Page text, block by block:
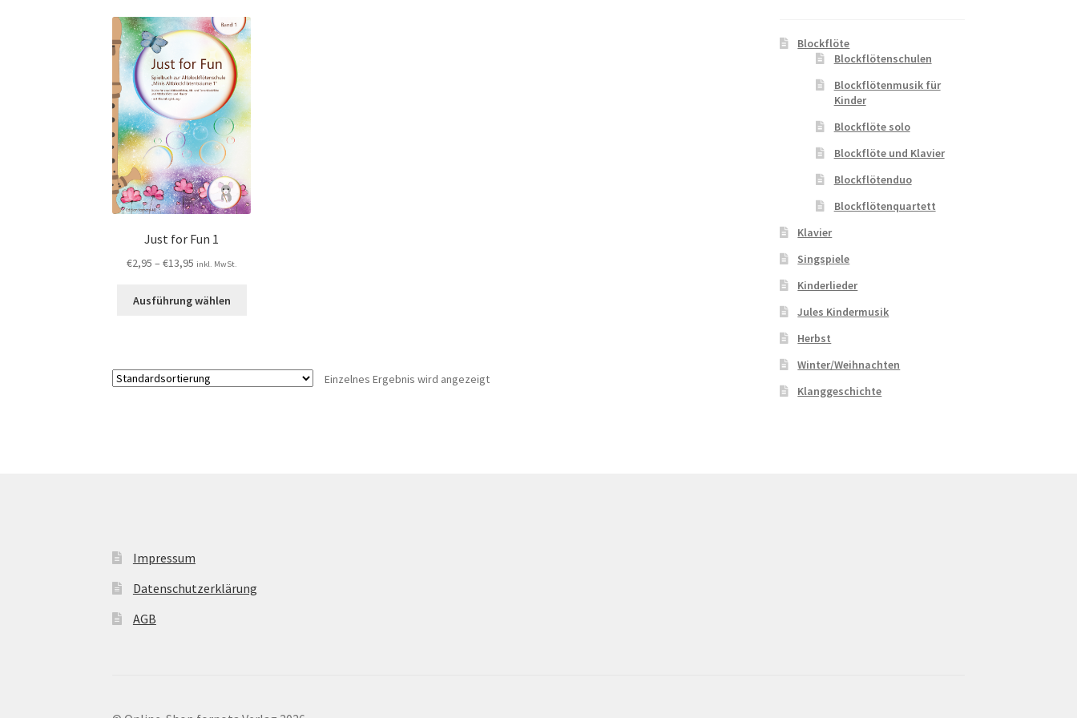
Just for Fun 1
€2,95 – €13,95 inkl. MwSt.
Ausführung wählen
Einzelnes Ergebnis wird angezeigt
Blockflöte
Blockflötenschulen
Blockflötenmusik für
Kinder
Blockflöte solo
Blockflöte und Klavier
Blockflötenduo
Blockflötenquartett
Klavier
Singspiele
Kinderlieder
Jules Kindermusik
Herbst
Winter/Weihnachten
Klanggeschichte
Impressum
Datenschutzerklärung
AGB